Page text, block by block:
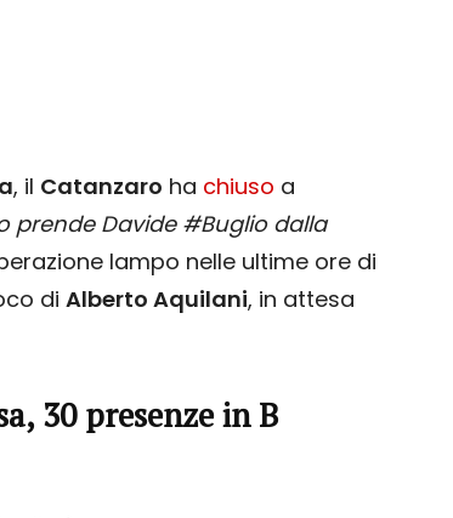
, il Catanzaro ha chiuso a
prende Davide #Buglio dalla
lampo nelle ultime ore di
di Alberto Aquilani, in attesa
30 presenze in B